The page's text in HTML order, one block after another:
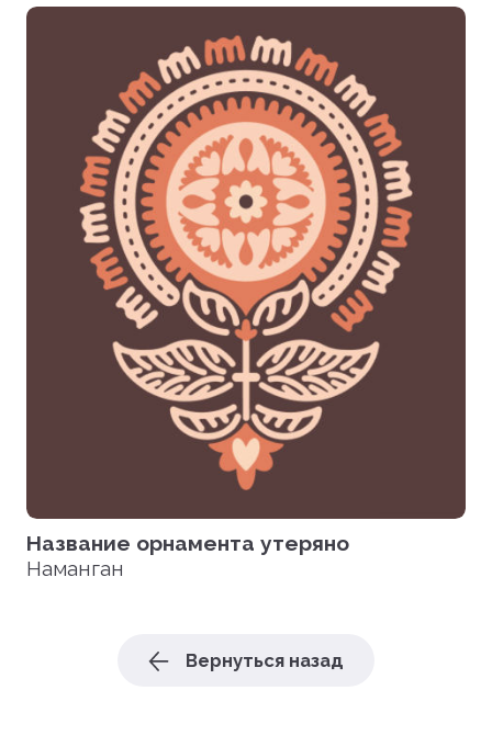
Название орнамента утеряно
Наманган
Вернуться назад